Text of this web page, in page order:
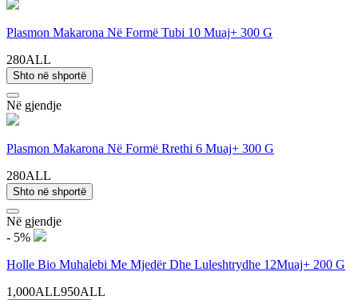
Plasmon Makarona Në Formë Tubi 10 Muaj+ 300 G
280ALL
Shto në shportë
Në gjendje
Plasmon Makarona Në Formë Rrethi 6 Muaj+ 300 G
280ALL
Shto në shportë
Në gjendje
- 5%
Holle Bio Muhalebi Me Mjedër Dhe Luleshtrydhe 12Muaj+ 200 G
1,000ALL950ALL